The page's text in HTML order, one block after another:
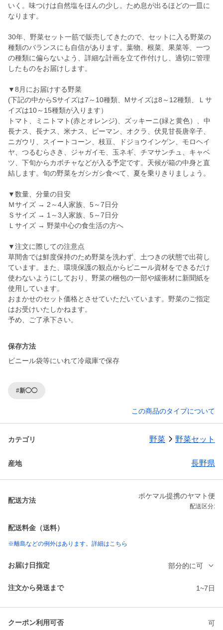
いく。味つけは自然塩をほんの少し。ため息が出るほどの一皿に
なります。
30年、野菜セット一筋で販売してきたので、セットに入る野菜の
種類のバランスにも自信があります。葉物、根菜、果菜等、一つ
の種類に偏らないよう、詳細な計画を立て作付けし、適切に管理
したものをお届けします。
▼8月にお届けする野菜
(下記の中からSサイズは7～10種類、Mサイズは8～12種類、Ｌサ
イズは10～15種類が入ります）
トマト、ミニトマト(赤とオレンジ)、ズッキーニ(緑と黄色）、中
長ナス、長ナス、米ナス、ピーマン、オクラ、伏見甘長唐辛子、
ニガウリ、スイートコーン、枝豆、ドジョウインゲン、モロヘイ
ヤ、つるむらさき、ジャガイモ、玉ネギ、チマサンチュ、キャベ
ツ、下旬からカボチャなどが入る予定です。天候が箱の中身と直
結します。旬の野菜をガシガシ食べて、夏を乗りきりましょう。
▼数量、分量の目安
Ｍサイズ → 2～4人家族、5～7日分
Ｓサイズ → 1～3人家族、5～7日分
Ｌサイズ → 野菜中心の食生活の方へ
▼注文に際しての注意点
草間舎では鮮度保持のため野菜を洗わず、土つきの状態で出荷し
ています。また、環境保護の観点からビニール資材をできるだけ
使わないようにしており、野菜の梱包の一部や緩衝材に新聞紙を
使用しています。
おまかせのセット価格とさせていただいています。野菜のご指定
はお受けいたしかねます。
予め、ご了承下さい。
保存方法
ビニール袋等にいれて冷蔵庫で保存
#新◯◯
この商品のタイプについて
カテゴリ 野菜 野菜セット
産地 長野県
配送方法
ポケマル提携のヤマト便
配送区分:
配送料金（送料）
※離島などの例外はあります。詳細はこちら
お届け日指定 部分的に可
注文から発送まで 1~7日
クーポン利用可否 可